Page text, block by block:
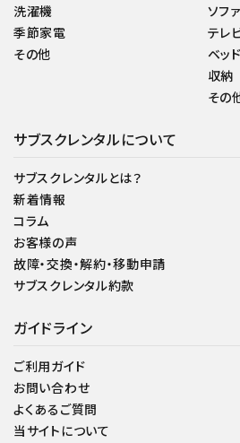
洗濯機
季節家電
その他
ソフ
テレ
ベッ
収納
その
サブスクレンタルについて
サブスクレンタルとは？
新着情報
コラム
お客様の声
故障・交換・解約・移動申請
サブスクレンタル約款
ガイドライン
ご利用ガイド
お問い合わせ
よくあるご質問
当サイトについて